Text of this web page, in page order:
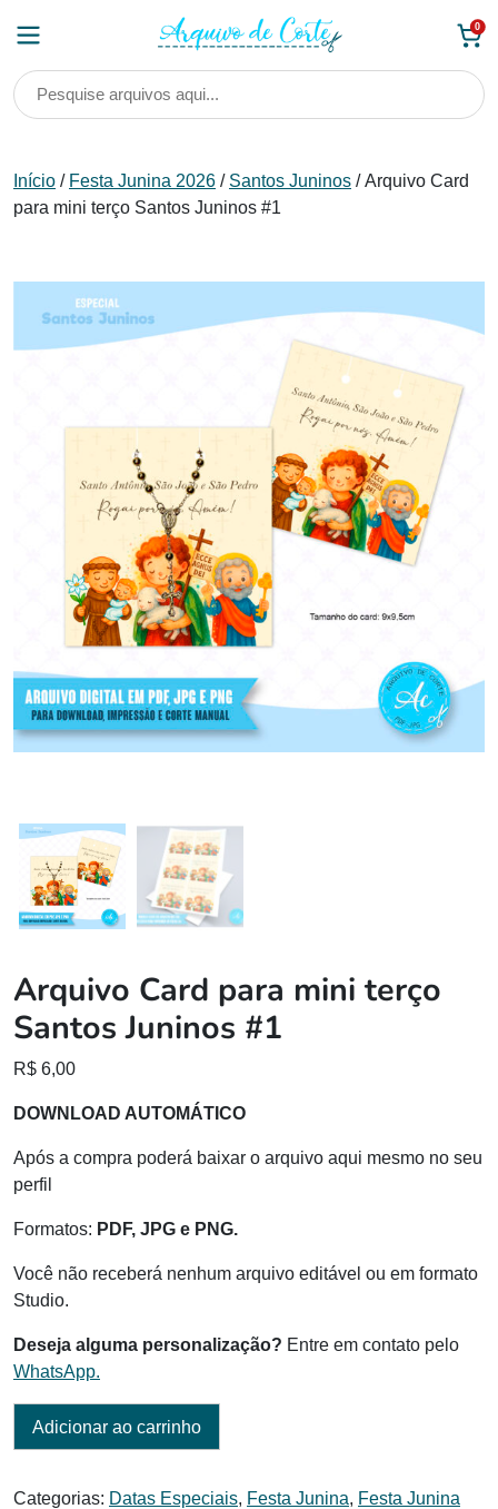
0
Início / Festa Junina 2026 / Santos Juninos / Arquivo Card
para mini terço Santos Juninos #1
Arquivo Card para mini terço
Santos Juninos #1
R$ 6,00
DOWNLOAD AUTOMÁTICO
Após a compra poderá baixar o arquivo aqui mesmo no seu
perfil
Formatos: PDF, JPG e PNG.
Você não receberá nenhum arquivo editável ou em formato
Studio.
Deseja alguma personalização? Entre em contato pelo
WhatsApp.
Adicionar ao carrinho
Categorias: Datas Especiais, Festa Junina, Festa Junina